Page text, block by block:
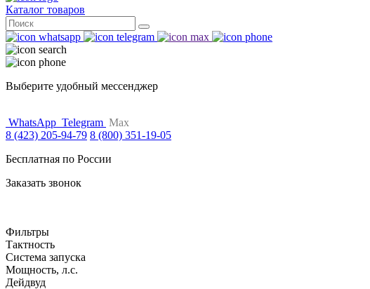
Каталог товаров
Поиск
for:
Выберите удобный мессенджер
WhatsApp Telegram Max
8 (423) 205-94-79 8 (800) 351-19-05
Бесплатная по России
Заказать звонок
Фильтры
Тактность
Система запуска
Мощность, л.с.
Дейдвуд